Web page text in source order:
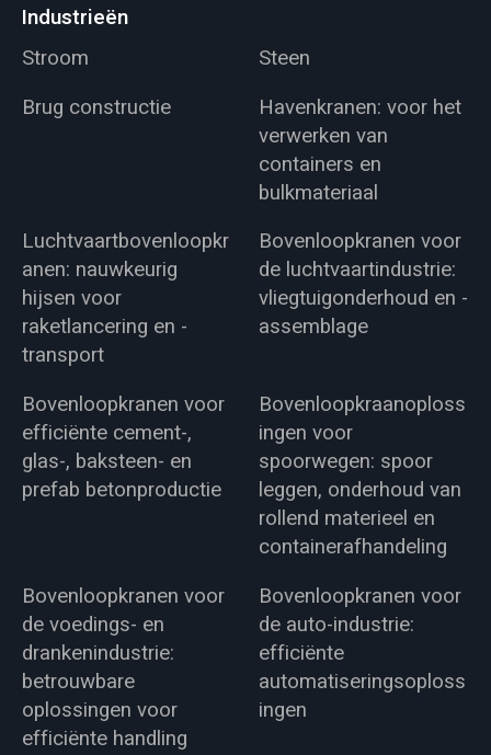
Industrieën
Stroom
Steen
Brug constructie
Havenkranen: voor het
verwerken van
containers en
bulkmateriaal
Luchtvaartbovenloopkr
anen: nauwkeurig
hijsen voor
raketlancering en -
transport
Bovenloopkranen voor
de luchtvaartindustrie:
vliegtuigonderhoud en -
assemblage
Bovenloopkranen voor
efficiënte cement-,
glas-, baksteen- en
prefab betonproductie
Bovenloopkraanoploss
ingen voor
spoorwegen: spoor
leggen, onderhoud van
rollend materieel en
containerafhandeling
Bovenloopkranen voor
de voedings- en
drankenindustrie:
betrouwbare
oplossingen voor
efficiënte handling
Bovenloopkranen voor
de auto-industrie:
efficiënte
automatiseringsoploss
ingen